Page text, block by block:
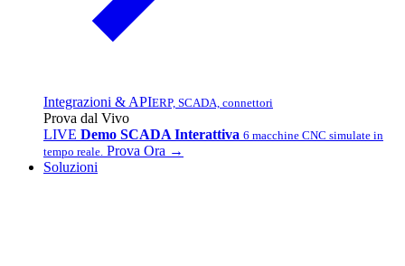
Integrazioni & APIERP, SCADA, connettori
Prova dal Vivo
LIVE Demo SCADA Interattiva 6 macchine CNC simulate in
tempo reale. Prova Ora →
Soluzioni